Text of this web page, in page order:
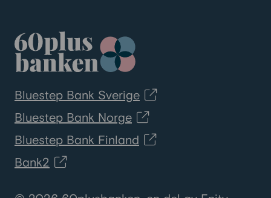
Bluestep Bank Sverige
Bluestep Bank Norge
Bluestep Bank Finland
Bank2